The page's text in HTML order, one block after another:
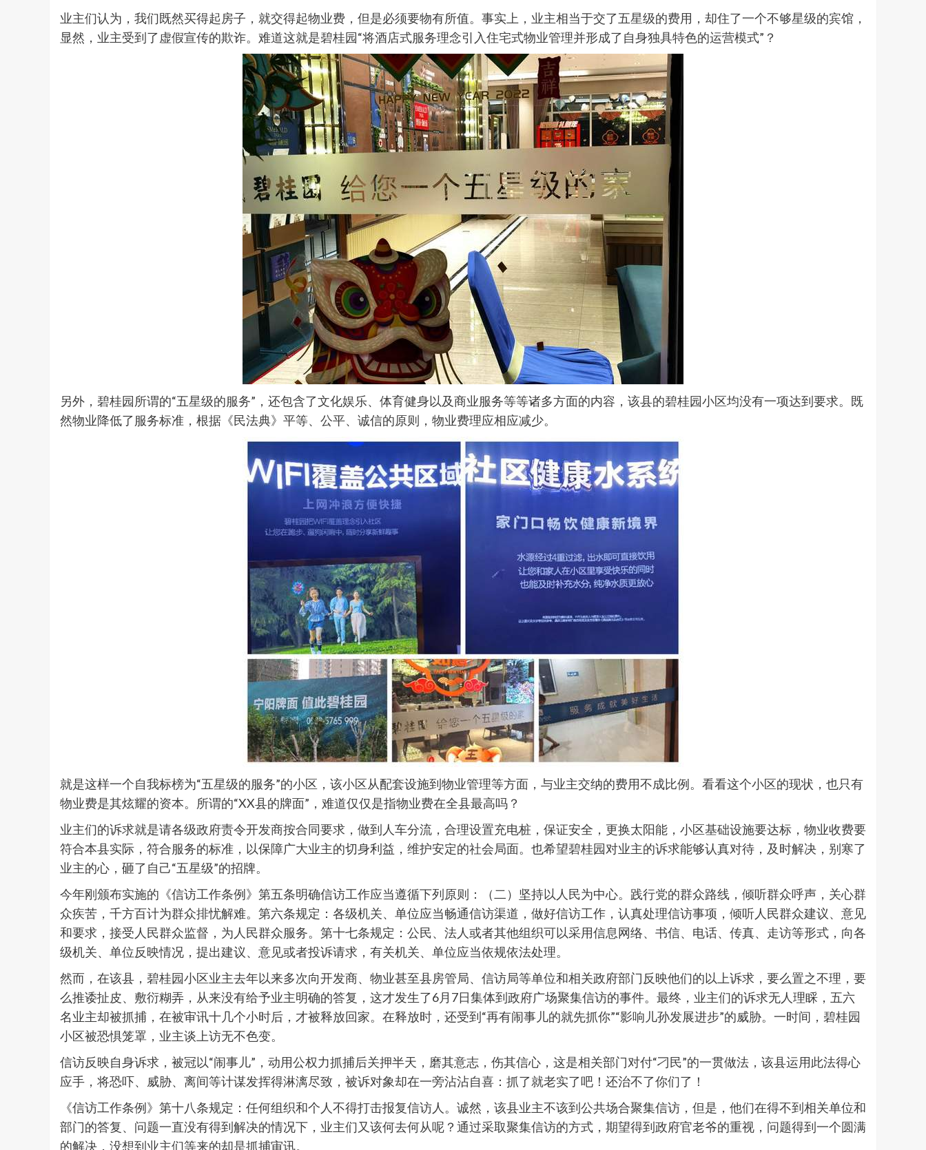
业主们认为，我们既然买得起房子，就交得起物业费，但是必须要物有所值。事实上，业主相当于交了五星级的费用，却住了一个不够星级的宾馆，
显然，业主受到了虚假宣传的欺诈。难道这就是碧桂园“将酒店式服务理念引入住宅式物业管理并形成了自身独具特色的运营模式”？
另外，碧桂园所谓的“五星级的服务”，还包含了文化娱乐、体育健身以及商业服务等等诸多方面的内容，该县的碧桂园小区均没有一项达到要求。既
然物业降低了服务标准，根据《民法典》平等、公平、诚信的原则，物业费理应相应减少。
就是这样一个自我标榜为“五星级的服务”的小区，该小区从配套设施到物业管理等方面，与业主交纳的费用不成比例。看看这个小区的现状，也只有
物业费是其炫耀的资本。所谓的“XX县的牌面”，难道仅仅是指物业费在全县最高吗？
业主们的诉求就是请各级政府责令开发商按合同要求，做到人车分流，合理设置充电桩，保证安全，更换太阳能，小区基础设施要达标，物业收费要
符合本县实际，符合服务的标准，以保障广大业主的切身利益，维护安定的社会局面。也希望碧桂园对业主的诉求能够认真对待，及时解决，别寒了
业主的心，砸了自己“五星级”的招牌。
今年刚颁布实施的《信访工作条例》第五条明确信访工作应当遵循下列原则：（二）坚持以人民为中心。践行党的群众路线，倾听群众呼声，关心群
众疾苦，千方百计为群众排忧解难。第六条规定：各级机关、单位应当畅通信访渠道，做好信访工作，认真处理信访事项，倾听人民群众建议、意见
和要求，接受人民群众监督，为人民群众服务。第十七条规定：公民、法人或者其他组织可以采用信息网络、书信、电话、传真、走访等形式，向各
级机关、单位反映情况，提出建议、意见或者投诉请求，有关机关、单位应当依规依法处理。
然而，在该县，碧桂园小区业主去年以来多次向开发商、物业甚至县房管局、信访局等单位和相关政府部门反映他们的以上诉求，要么置之不理，要
么推诿扯皮、敷衍糊弄，从来没有给予业主明确的答复，这才发生了6月7日集体到政府广场聚集信访的事件。最终，业主们的诉求无人理睬，五六
名业主却被抓捕，在被审讯十几个小时后，才被释放回家。在释放时，还受到“再有闹事儿的就先抓你”“影响儿孙发展进步”的威胁。一时间，碧桂园
小区被恐惧笼罩，业主谈上访无不色变。
信访反映自身诉求，被冠以“闹事儿”，动用公权力抓捕后关押半天，磨其意志，伤其信心，这是相关部门对付“刁民”的一贯做法，该县运用此法得心
应手，将恐吓、威胁、离间等计谋发挥得淋漓尽致，被诉对象却在一旁沾沾自喜：抓了就老实了吧！还治不了你们了！
《信访工作条例》第十八条规定：任何组织和个人不得打击报复信访人。诚然，该县业主不该到公共场合聚集信访，但是，他们在得不到相关单位和
部门的答复、问题一直没有得到解决的情况下，业主们又该何去何从呢？通过采取聚集信访的方式，期望得到政府官老爷的重视，问题得到一个圆满
的解决，没想到业主们等来的却是抓捕审讯。